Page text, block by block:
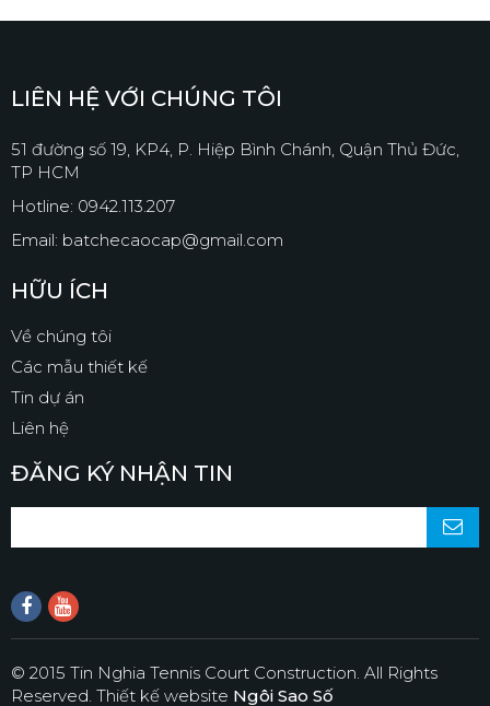
LIÊN HỆ VỚI CHÚNG TÔI
51 đường số 19, KP4, P. Hiệp Bình Chánh, Quận Thủ Đức,
TP HCM
Hotline: 0942.113.207
Email: batchecaocap@gmail.com
HỮU ÍCH
Về chúng tôi
Các mẫu thiết kế
Tin dự án
Liên hệ
ĐĂNG KÝ NHẬN TIN
© 2015 Tin Nghia Tennis Court Construction. All Rights
Reserved. Thiết kế website Ngôi Sao Số